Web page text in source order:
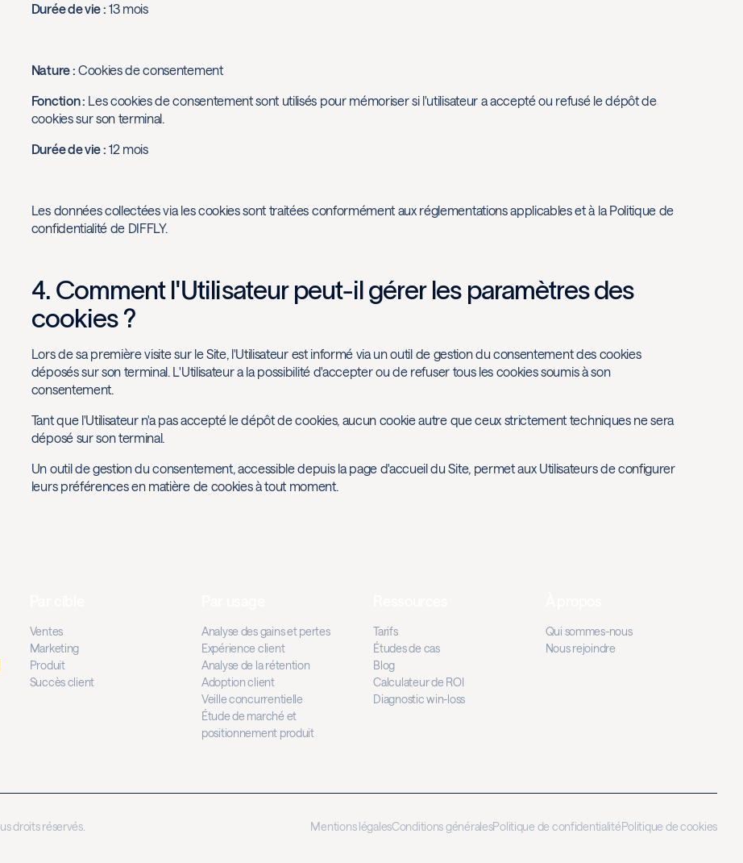
Durée de vie : 13 mois
Nature : Cookies de consentement
Fonction : Les cookies de consentement sont utilisés pour mémoriser si l'utilisateur a accepté ou refusé le dépôt de
cookies sur son terminal.
Durée de vie : 12 mois
Les données collectées via les cookies sont traitées conformément aux réglementations applicables et à la Politique de
confidentialité de DIFFLY.
4. Comment l'Utilisateur peut-il gérer les paramètres des
cookies ?
Lors de sa première visite sur le Site, l'Utilisateur est informé via un outil de gestion du consentement des cookies
déposés sur son terminal. L'Utilisateur a la possibilité d'accepter ou de refuser tous les cookies soumis à son
consentement.
Tant que l'Utilisateur n'a pas accepté le dépôt de cookies, aucun cookie autre que ceux strictement techniques ne sera
déposé sur son terminal.
Un outil de gestion du consentement, accessible depuis la page d'accueil du Site, permet aux Utilisateurs de configurer
leurs préférences en matière de cookies à tout moment.
Ventes
Marketing
Produit
Succès client
Analyse des gains et pertes
Expérience client
Analyse de la rétention
Adoption client
Veille concurrentielle
Étude de marché et
positionnement produit
Tarifs
Études de cas
Blog
Calculateur de ROI
Diagnostic win-loss
Qui sommes-nous
Nous rejoindre
droits réservés. Mentions légalesConditions généralesPolitique de confidentialitéPolitique de cookies